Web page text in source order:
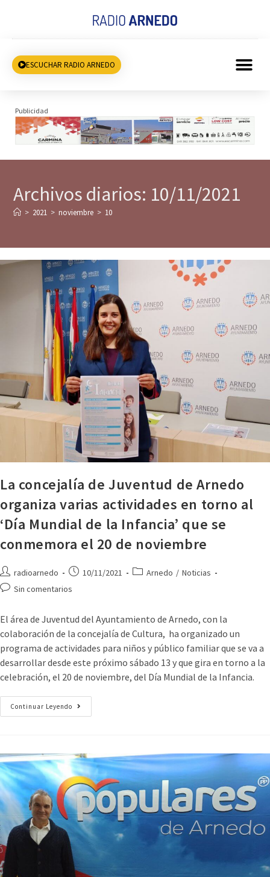
ESCUCHAR RADIO ARNEDO
Publicidad
Archivos diarios: 10/11/2021
> 2021 > noviembre > 10
La concejalía de Juventud de Arnedo
organiza varias actividades en torno al
‘Día Mundial de la Infancia’ que se
conmemora el 20 de noviembre
radioarnedo 10/11/2021 Arnedo / Noticias
Sin comentarios
El área de Juventud del Ayuntamiento de Arnedo, con la
colaboración de la concejalía de Cultura, ha organizado un
programa de actividades para niños y público familiar que se va a
desarrollar desde este próximo sábado 13 y que gira en torno a la
celebración, el 20 de noviembre, del Día Mundial de la Infancia.
Continuar Leyendo